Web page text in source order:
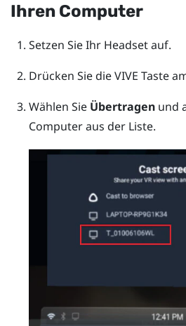
Ihren Computer
Setzen Sie Ihr Headset auf.
Drücken Sie dieVIVE Taste
Wählen Sie Übertragenund
Computer aus der Liste.